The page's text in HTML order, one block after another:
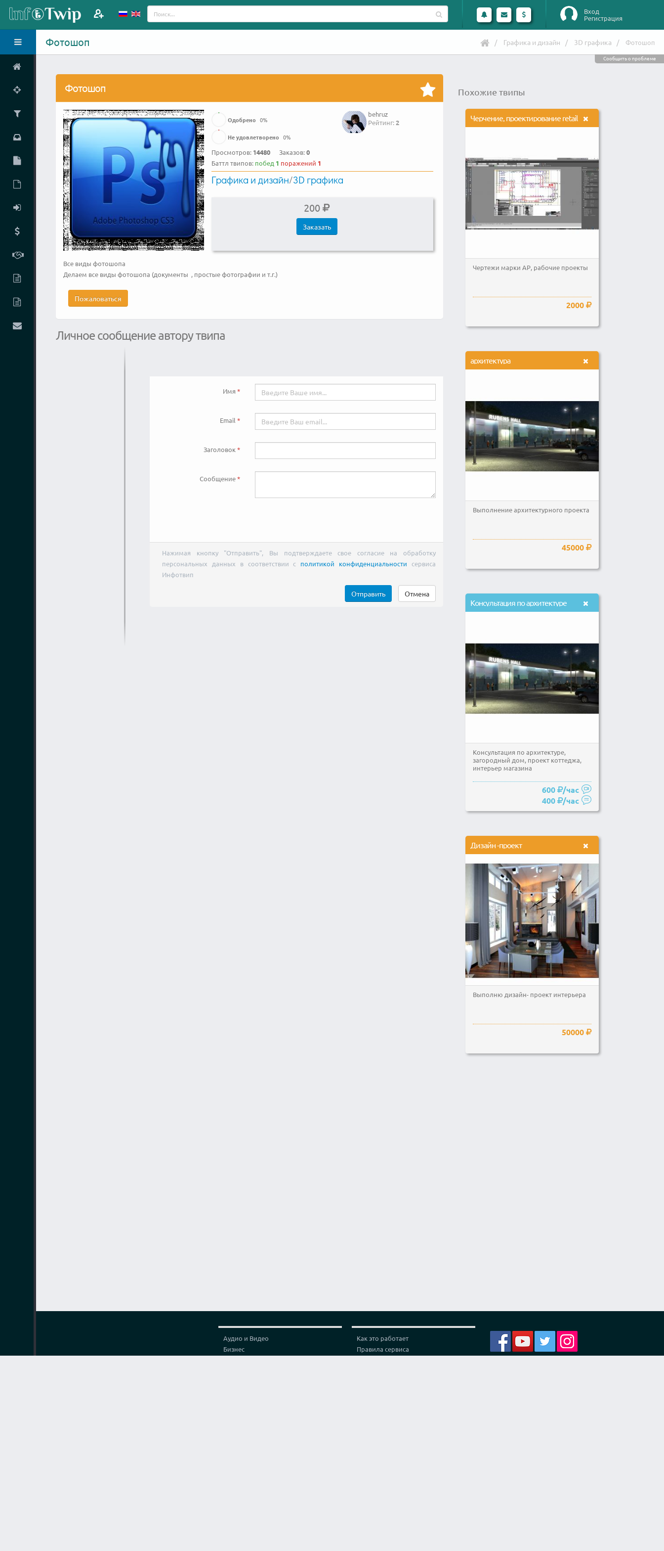
Вход
Регистрация
Фотошоп Графика и дизайн 3D графика Фотошоп
Сообщить о проблеме
Фотошоп
behruz
Рейтинг:2
Одобрено 0%
Не удовлетворено 0%
Просмотров: 14480 Заказов:0
Баттл твипов: побед 1 поражений 1
Графика и дизайн/3D графика
200
Заказать
Все виды фотошопа
Делаем все виды фотошопа (документы , простые фотографии и т.г.)
Пожаловаться
Личное сообщение автору твипа
Имя
Email
Заголовок
Сообщение
Нажимая кнопку "Отправить", Вы подтверждаете свое согласие на обработку
персональных данных в соответствии с политикой конфиденциальности сервиса
Инфотвип
Отправить Отмена
Похожие твипы
Черчение, проектирование retail
Чертежи марки АР, рабочие проекты
2000
архитектура
Выполнение архитектурного проекта
45000
Консультация по архитектуре
Консультация по архитектуре,
загородный дом, проект коттеджа,
интерьер магазина
600
/час
400
/час
Дизайн -проект
Выполню дизайн- проект интерьера
50000
Как это работает
Правила сервиса
Аудио и Видео
Бизнес